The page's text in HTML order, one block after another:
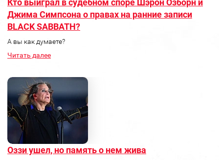
Кто выиграл в судебном споре Шэрон Озборн и
Джима Симпсона о правах на ранние записи
BLACK SABBATH?
А вы как думаете?
Читать далее
Оззи ушел, но память о нем жива